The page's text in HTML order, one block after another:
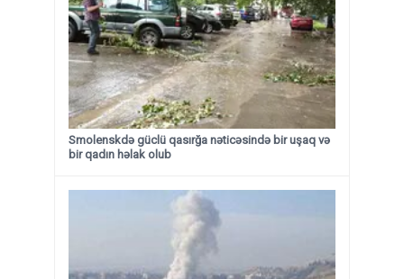
Smolenskdə güclü qasırğa nəticəsində bir uşaq və
bir qadın həlak olub